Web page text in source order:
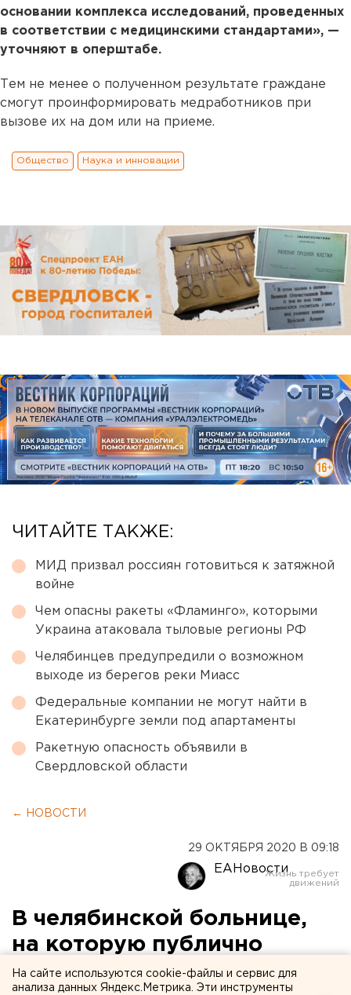
основании комплекса исследований, проведенных
в соответствии с медицинскими стандартами», —
уточняют в оперштабе.
Тем не менее о полученном результате граждане
смогут проинформировать медработников при
вызове их на дом или на приеме.
Общество Наука и инновации
ЧИТАЙТЕ ТАКЖЕ:
МИД призвал россиян готовиться к затяжной
войне
Чем опасны ракеты «Фламинго», которыми
Украина атаковала тыловые регионы РФ
Челябинцев предупредили о возможном
выходе из берегов реки Миасс
Федеральные компании не могут найти в
Екатеринбурге земли под апартаменты
Ракетную опасность объявили в
Свердловской области
← НОВОСТИ
29 ОКТЯБРЯ 2020 В 09:18
ЕАНовости
В челябинской больнице,
на которую публично
пожаловалась акушерка,
На сайте используются cookie-файлы и сервис для
анализа данных Яндекс.Метрика. Эти инструменты